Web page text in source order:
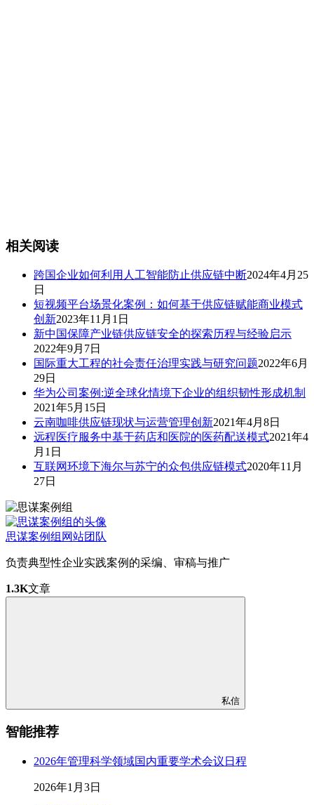
相关阅读
跨国企业如何利用人工智能防止供应链中断2024年4月25
日
短视频平台场景化案例：如何基于供应链赋能商业模式
创新2023年11月1日
新中国保障产业链供应链安全的探索历程与经验启示
2022年9月7日
国际重大工程的社会责任治理实践与研究问题2022年6月
29日
华为公司案例:逆全球化情境下企业的组织韧性形成机制
2021年5月15日
云南咖啡供应链现状与运营管理创新2021年4月8日
远程医疗服务中基于药店和医院的医药配送模式2021年4
月1日
互联网环境下海尔与苏宁的众包供应链模式2020年11月
27日
思谋案例组 网站团队
负责典型性企业实践案例的采编、审稿与推广
1.3K文章
私信
智能推荐
2026年管理科学领域国内重要学术会议日程
2026年1月3日